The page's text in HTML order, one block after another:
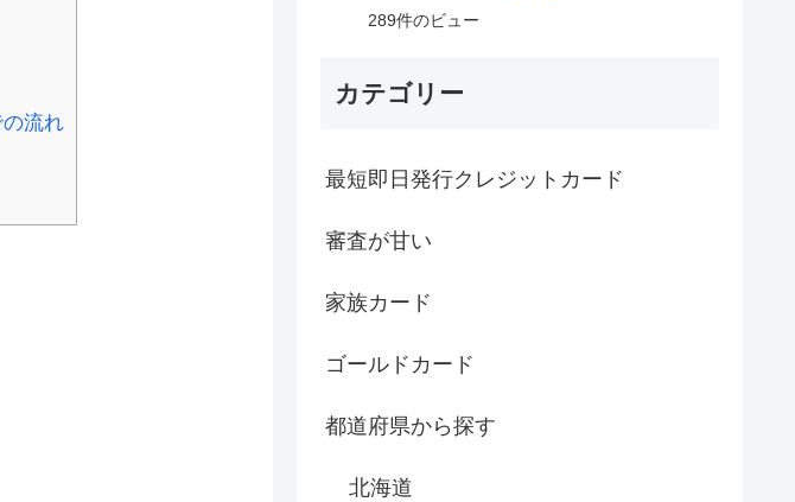
流れ
289件のビュー
カテゴリー
最短即日発行クレジットカード
審査が甘い
家族カード
ゴールドカード
都道府県から探す
北海道